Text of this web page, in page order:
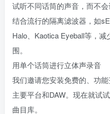
试听不同话筒的声音，而不
结合流行的隔离滤波器，如
Halo、Kaotica Eyeball等，
围。
用单个话筒进行立体声录音
我们邀请您安装免费的、功
主要平台和DAW。现在就试
曲目库。